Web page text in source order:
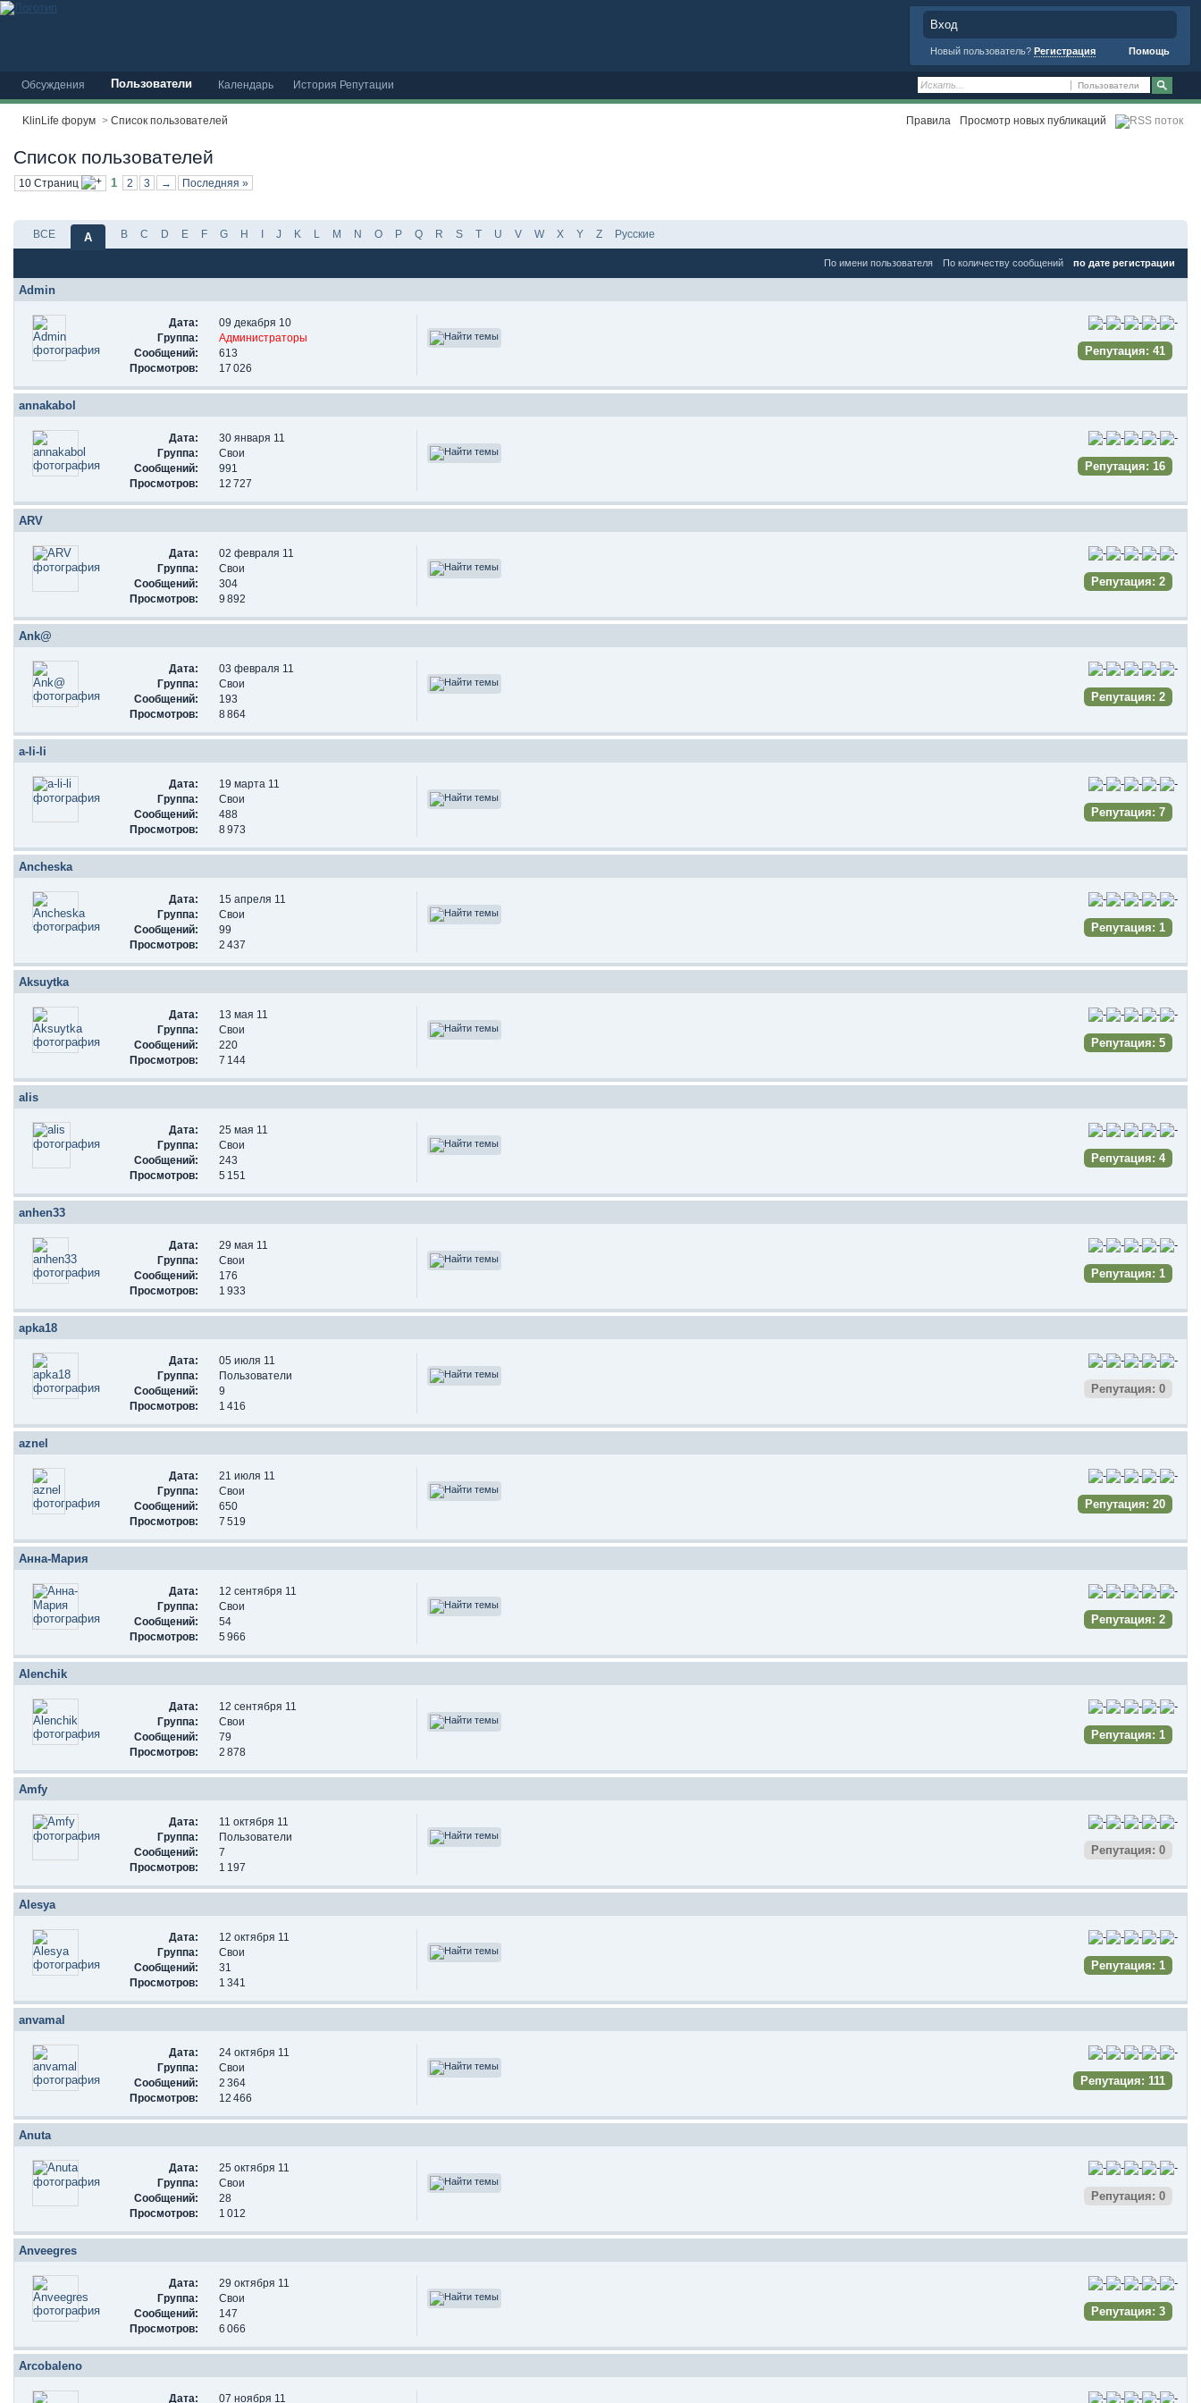
Вход
Новый пользователь? Регистрация Помощь
Пользователи
Обсуждения Пользователи Календарь История Репутации
KlinLife форум > Список пользователей Правила Просмотр новых публикаций
Список пользователей
10 Страниц 1 2 3 → Последняя »
ВСЕ A B C D E F G H I J K L M N O P Q R S T U V W X Y Z Русские
По имени пользователя По количеству сообщений по дате регистрации
Admin
Дата:
09 декабря 10
Группа:
Администраторы
Сообщений:
613
Просмотров:
17 026
Репутация: 41
annakabol
Дата:
30 января 11
Группа:
Свои
Сообщений:
991
Просмотров:
12 727
Репутация: 16
ARV
Дата:
02 февраля 11
Группа:
Свои
Сообщений:
304
Просмотров:
9 892
Репутация: 2
Ank@
Дата:
03 февраля 11
Группа:
Свои
Сообщений:
193
Просмотров:
8 864
Репутация: 2
a-li-li
Дата:
19 марта 11
Группа:
Свои
Сообщений:
488
Просмотров:
8 973
Репутация: 7
Ancheska
Дата:
15 апреля 11
Группа:
Свои
Сообщений:
99
Просмотров:
2 437
Репутация: 1
Aksuytka
Дата:
13 мая 11
Группа:
Свои
Сообщений:
220
Просмотров:
7 144
Репутация: 5
alis
Дата:
25 мая 11
Группа:
Свои
Сообщений:
243
Просмотров:
5 151
Репутация: 4
anhen33
Дата:
29 мая 11
Группа:
Свои
Сообщений:
176
Просмотров:
1 933
Репутация: 1
apka18
Дата:
05 июля 11
Группа:
Пользователи
Сообщений:
9
Просмотров:
1 416
Репутация: 0
aznel
Дата:
21 июля 11
Группа:
Свои
Сообщений:
650
Просмотров:
7 519
Репутация: 20
Aнна-Мария
Дата:
12 сентября 11
Группа:
Свои
Сообщений:
54
Просмотров:
5 966
Репутация: 2
Alenchik
Дата:
12 сентября 11
Группа:
Свои
Сообщений:
79
Просмотров:
2 878
Репутация: 1
Amfy
Дата:
11 октября 11
Группа:
Пользователи
Сообщений:
7
Просмотров:
1 197
Репутация: 0
Alesya
Дата:
12 октября 11
Группа:
Свои
Сообщений:
31
Просмотров:
1 341
Репутация: 1
anvamal
Дата:
24 октября 11
Группа:
Свои
Сообщений:
2 364
Просмотров:
12 466
Репутация: 111
Anuta
Дата:
25 октября 11
Группа:
Свои
Сообщений:
28
Просмотров:
1 012
Репутация: 0
Anveegres
Дата:
29 октября 11
Группа:
Свои
Сообщений:
147
Просмотров:
6 066
Репутация: 3
Arcobaleno
Дата: 07 ноября 11